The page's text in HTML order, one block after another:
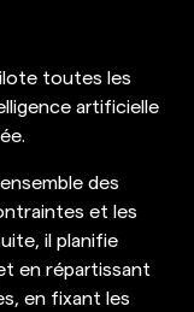
toutes les
artificielle
des
et les
il planifie
en répartissant
en fixant les